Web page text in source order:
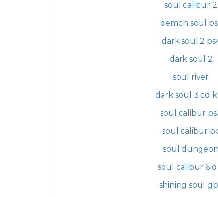
soul calibur 2
demon soul
dark soul 2
dark soul 2
soul river
dark soul 3 cd
soul calibur
soul calibur
soul dungeon
soul calibur 6
shining soul